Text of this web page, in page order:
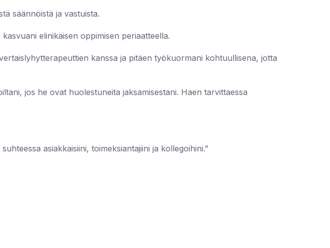
säännöistä ja vastuista.
elinikäisen oppimisen periaatteella.
kanssa ja pitäen työkuormani kohtuullisena, jotta
jos he ovat huolestuneita jaksamisestani. Haen tarvittaessa
asiakkaisiini, toimeksiantajiini ja kollegoihini.”